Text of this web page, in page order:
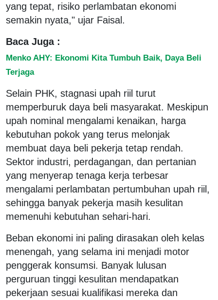
yang tepat, risiko perlambatan ekonomi
semakin nyata," ujar Faisal.
Baca Juga :
Menko AHY: Ekonomi Kita Tumbuh Baik, Daya Beli
Terjaga
Selain PHK, stagnasi upah riil turut
memperburuk daya beli masyarakat. Meskipun
upah nominal mengalami kenaikan, harga
kebutuhan pokok yang terus melonjak
membuat daya beli pekerja tetap rendah.
Sektor industri, perdagangan, dan pertanian
yang menyerap tenaga kerja terbesar
mengalami perlambatan pertumbuhan upah riil,
sehingga banyak pekerja masih kesulitan
memenuhi kebutuhan sehari-hari.
Beban ekonomi ini paling dirasakan oleh kelas
menengah, yang selama ini menjadi motor
penggerak konsumsi. Banyak lulusan
perguruan tinggi kesulitan mendapatkan
pekerjaan sesuai kualifikasi mereka dan